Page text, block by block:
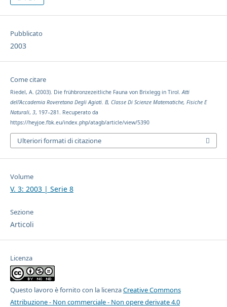
Pubblicato
2003
Come citare
Riedel, A. (2003). Die frühbronzezeitliche Fauna von Brixlegg in Tirol.Atti
dell’Accademia Roveretana Degli Agiati. B, Classe Di Scienze Matematiche, Fisiche E
Naturali, 3, 197–281. Recuperato da
https://heyjoe.fbk.eu/index.php/atagb/article/view/5390
Ulteriori formati di citazione
Volume
V. 3: 2003 | Serie 8
Sezione
Articoli
Licenza
Questo lavoro è fornito con la licenzaCreative Commons
Attribuzione - Non commerciale - Non opere derivate 4.0